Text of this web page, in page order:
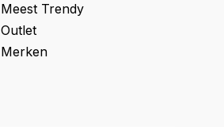
Meest Trendy
Outlet
Merken